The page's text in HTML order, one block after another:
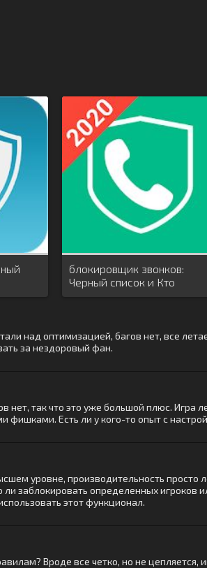
блокировщик звонков:
Черный список и Кто
звонит
над оптимизацией, багов нет, все
за нездоровый фан.
нет, так что это уже большой плюс.
Есть ли у кого-то опыт с
уровне, производительность просто
заблокировать определенных игроков
этот функционал.
Вроде все четко, но не цепляется,